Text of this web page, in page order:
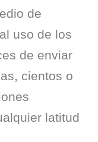
de
uso de los
de enviar
cientos o
latitud